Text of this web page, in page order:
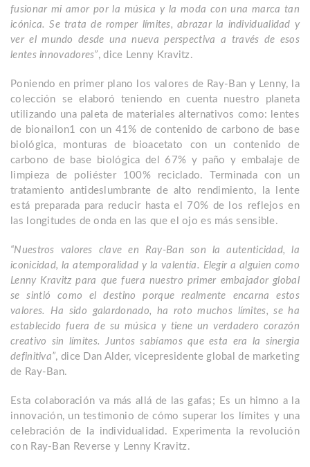
fusionar mi amor por la música y la moda con una marca tan
icónica. Se trata de romper límites, abrazar la individualidad y
ver el mundo desde una nueva perspectiva a través de esos
lentes innovadores”, dice Lenny Kravitz.
Poniendo en primer plano los valores de Ray-Ban y Lenny, la
colección se elaboró teniendo en cuenta nuestro planeta
utilizando una paleta de materiales alternativos como: lentes
de bionailon1 con un 41% de contenido de carbono de base
biológica, monturas de bioacetato con un contenido de
carbono de base biológica del 67% y paño y embalaje de
limpieza de poliéster 100% reciclado. Terminada con un
tratamiento antideslumbrante de alto rendimiento, la lente
está preparada para reducir hasta el 70% de los reflejos en
las longitudes de onda en las que el ojo es más sensible.
“Nuestros valores clave en Ray-Ban son la autenticidad, la
iconicidad, la atemporalidad y la valentía. Elegir a alguien como
Lenny Kravitz para que fuera nuestro primer embajador global
se sintió como el destino porque realmente encarna estos
valores. Ha sido galardonado, ha roto muchos límites, se ha
establecido fuera de su música y tiene un verdadero corazón
creativo sin límites. Juntos sabíamos que esta era la sinergia
definitiva”, dice Dan Alder, vicepresidente global de marketing
de Ray-Ban.
Esta colaboración va más allá de las gafas; Es un himno a la
innovación, un testimonio de cómo superar los límites y una
celebración de la individualidad. Experimenta la revolución
con Ray-Ban Reverse y Lenny Kravitz.